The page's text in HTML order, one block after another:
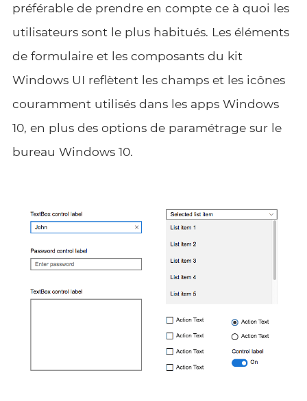
préférable de prendre en compte ce à quoi les
utilisateurs sont le plus habitués. Les éléments
de formulaire et les composants du kit
Windows UI reflètent les champs et les icônes
couramment utilisés dans les apps Windows
10, en plus des options de paramétrage sur le
bureau Windows 10.